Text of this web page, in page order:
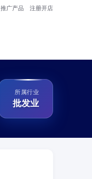
推广产品 注册开店
所属行业
批发业